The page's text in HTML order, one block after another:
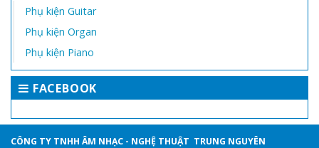
Phụ kiện Guitar
Phụ kiện Organ
Phụ kiện Piano
FACEBOOK
CÔNG TY TNHH ÂM NHẠC - NGHỆ THUẬT TRUNG NGUYÊN